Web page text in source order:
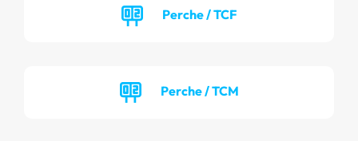
Perche / TCF
Perche / TCM